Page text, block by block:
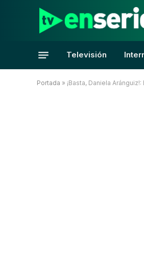
Televisión
Portada » ¡Basta, Daniela